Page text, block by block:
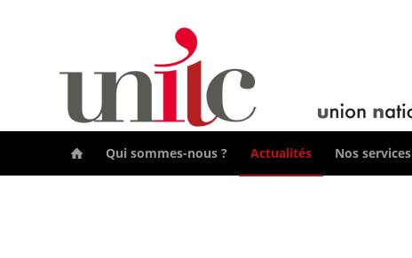
 Qui sommes-nous ? Actualités Nos services